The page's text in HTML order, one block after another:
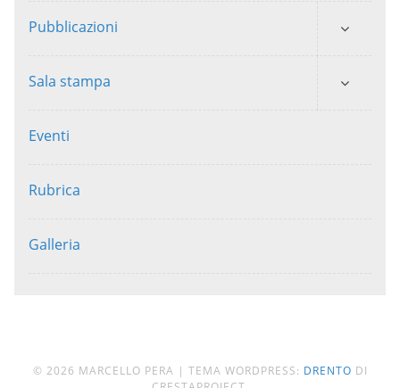
Pubblicazioni
Sala stampa
Eventi
Rubrica
Galleria
© 2026 MARCELLO PERA | TEMA WORDPRESS: DRENTO DI